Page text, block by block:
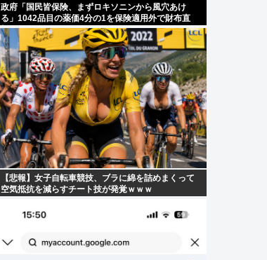
政府「国民皆保険、まずロキソニンから風穴あけ
る」1042品目の薬価4分の1を保険適用外で財布直
撃、2027年3月開始
【悲報】女子自転車競技、ブラに綿を詰めまくって
空気抵抗を減らすチート技が発覚ｗｗｗ